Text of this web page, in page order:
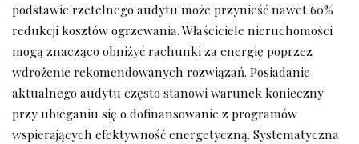
podstawie rzetelnego audytu może przynieść nawet 60%
redukcji kosztów ogrzewania. Właściciele nieruchomości
mogą znacząco obniżyć rachunki za energię poprzez
wdrożenie rekomendowanych rozwiązań. Posiadanie
aktualnego audytu często stanowi warunek konieczny
przy ubieganiu się o dofinansowanie z programów
wspierających efektywność energetyczną. Systematyczna